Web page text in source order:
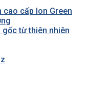
cao cấp Ion Green
từ thiên nhiên